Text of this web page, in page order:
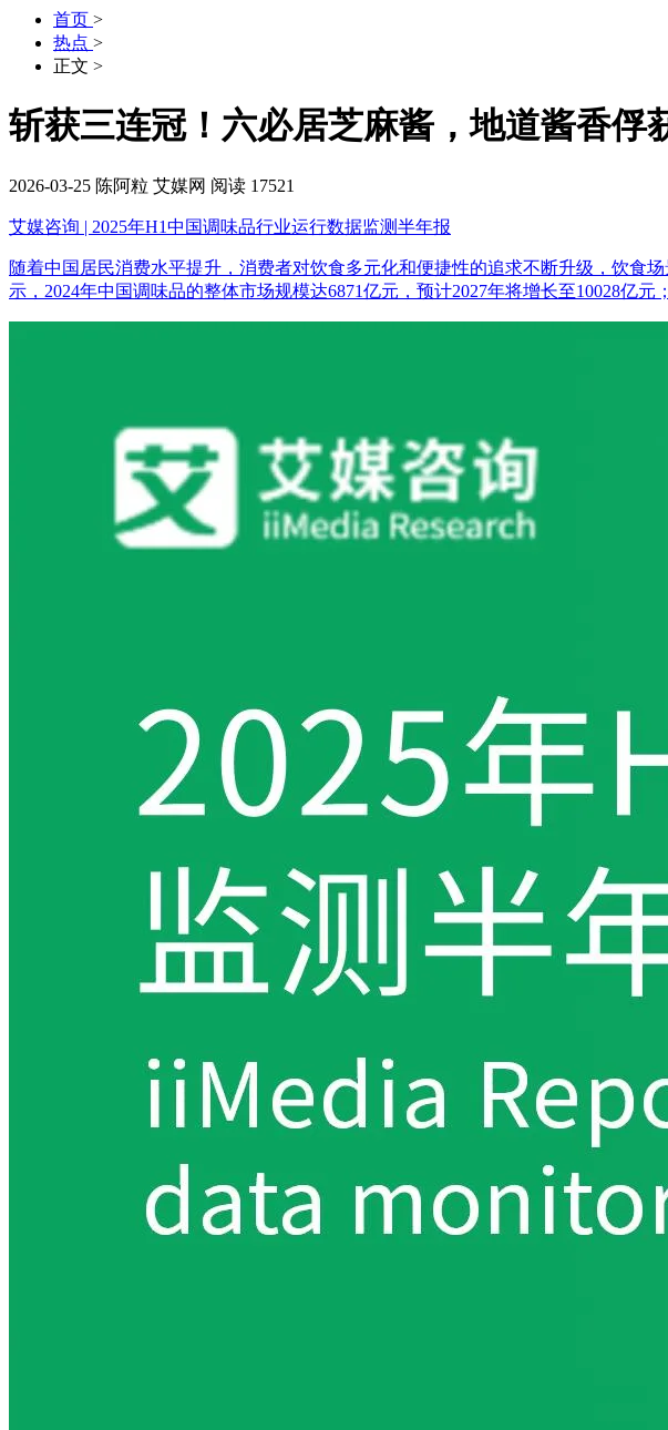
首页 >
热点 >
正文 >
斩获三连冠！六必居芝麻酱，地道酱香俘
2026-03-25 陈阿粒 艾媒网 阅读 17521
艾媒咨询 | 2025年H1中国调味品行业运行数据监测半年报
随着中国居民消费水平提升，消费者对饮食多元化和便捷性的追求不断升级，饮食
示，2024年中国调味品的整体市场规模达6871亿元，预计2027年将增长至10028亿元